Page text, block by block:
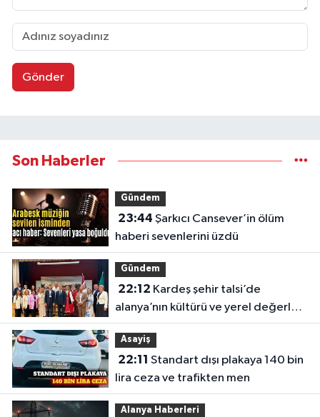
Gönder
Son Haberler
Gündem
23:44
haberi sevenlerini üzdü
Gündem
22:12
alanya’nın kültürü ve yerel değerleri
tanıtıldı
Asayiş
22:11
lira ceza ve trafikten men
Alanya Haberleri